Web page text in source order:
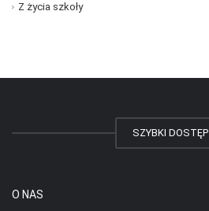
Z życia szkoły
SZYBKI DOSTĘP
O NAS